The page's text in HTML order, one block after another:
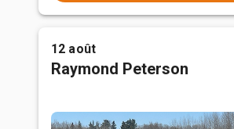
12 août
Raymond Peterson